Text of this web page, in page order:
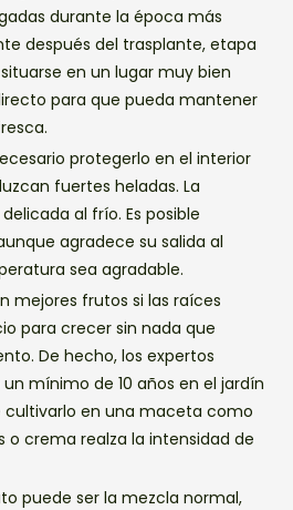
durante la época más
después del trasplante, etapa
en un lugar muy bien
para que pueda mantener
protegerlo en el interior
fuertes heladas. La
al frío. Es posible
agradece su salida al
sea agradable.
mejores frutos si las raíces
para crecer sin nada que
De hecho, los expertos
mínimo de 10 años en el jardín
cultivarlo en una maceta como
o crema realza la intensidad de
puede ser la mezcla normal,